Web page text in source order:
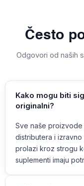
Često
Odgovori od naših
Kako mogu biti
originalni?
Sve naše proizvode
distributera i
prolazi kroz strogu
suplementi imaju